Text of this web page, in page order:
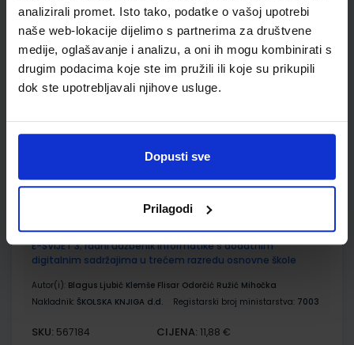
analizirali promet. Isto tako, podatke o vašoj upotrebi
naše web-lokacije dijelimo s partnerima za društvene
medije, oglašavanje i analizu, a oni ih mogu kombinirati s
drugim podacima koje ste im pružili ili koje su prikupili
dok ste upotrebljavali njihove usluge.
Dopusti sve
Prilagodi
MOJ SRETNI BROJ 3; nastavni listići za matematiku u trećem
razredu osnovne škole
Autor(i):Sanja Jakovljević Rogić Dubravka Miklec Graciella Prtajin
Nakladnik:ŠKOLSKA KNJIGA d.d.
Registarski broj ministarstva:
SKU:567179 CIJENA:9,50 €
E-SVIJET 3; radni udžbenik informatike s dodatnim
digitalnim sadržajima u trećem razredu osnovne škole
Autor(i): Blagus Ljubić Klemše Flisar Odorčić Ružić Mihočka
Nakladnik: ŠKOLSKA KNJIGA d.d. Registarski broj ministarstva: 7003
SKU: 567184 CIJENA: 11,88 €